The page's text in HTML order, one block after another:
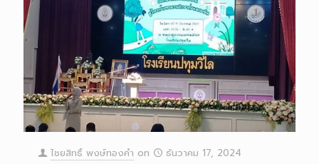
ไชยสิทธิ์ พงษ์ทองคำ on
ธันวาคม 17, 2024